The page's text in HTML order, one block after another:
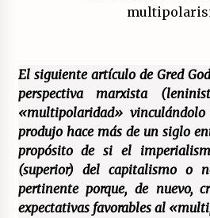
El XXII Congreso del
¿Son marxistas las
Fundación de
del PCE?
20/07/2026
¿Por qué la «unidad
callejón sin salida?
19/07/2026
El siguiente artículo de Gred
perspectiva marxista
«multipolaridad»
produjo hace más de un siglo
propósito de si el
(superior) del capitalismo o
pertinente porque, de nuevo,
expectativas favorables al